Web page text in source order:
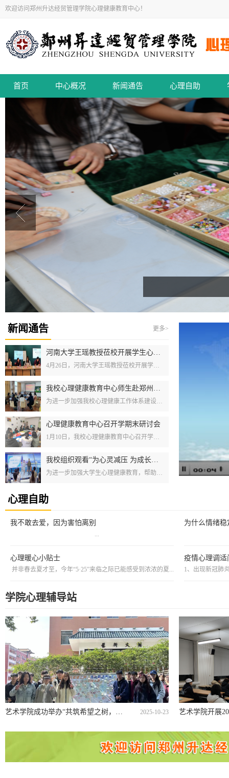
欢迎访问郑州升达经贸管理学院心理健康教育中心！
首页 中心概况 新闻通告 心理自助
新闻通告 更多>
河南大学王瑶教授莅校开展学生心理工作案例督导交流会
4月26日，河南大学王瑶教授莅校开展学生心理工作案例督导交流会。心理健康教育中心教师、50余位辅导员老师参加了交流会，共同探讨学生心理工作的热点与难点问题。王瑶教授是我省知名心理专家，中国心理学会临床与咨询专业委员会委员，河南督导点负责人，注册心理督导师，河南省心理学会理事，在心理咨询与辅导、心理危机干预方面有着深入的研究和实践经验。交流会伊始，文法学院辅导员王松洁和信工学院辅导员郝好分别就各自提交...
我校心理健康教育中心师生赴郑州财经学院参观交流
为进一步加强我校心理健康工作体系建设，推动心理健康教育工作专业化、规范化发展，3月20日，我校师生罗志懿、蔡艳丽等一行6人前往郑州财经学院心理健康教育与咨询中心交流参观，郑州财经学院心理健康教育与咨询中心主任石英华对我校教师来访表示热烈欢迎，并热情接待我校教师。石主任主持参观交流会并致欢迎词。随后，郑州财经学院张雪伟老师和卢梦歌老师分别详细介绍、分享了该校心理健康教育工作的管理体系，心理危机预防与...
心理健康教育中心召开学期末研讨会
1月10日，我校心理健康教育中心召开学期末心理健康教育教学研讨会，与会者包括教研团队全体教师。本次会议聚焦总结本学期教学工作亮点，并提出了多项新的要求和展望。首先，心理教育科科长胡学博对这一学期的教学工作进行了亮点总结。围绕学期初提出的“标准化、促研究、出亮点”三项要求，肯定了教研团队在教学改革方面共同努力的结果。围绕“标准化”，学期初重新进行了大纲修订、课程设计，课程内容更加贴合学生需求，更具有...
我校组织观看“为心灵减压 为成长赋能”主题心理健康公开课
为进一步加强大学生心理健康教育，帮助学生们疏导各类常见的心理压力，12月17日晚，心理健康教育中心组织全校师生学习观看了由省委教育工委、省教育厅开展的“为心灵减压 为成长赋能”主题心理健康公开课。各学院高度重视，统筹工作安排，在学院层面，组织学生教师统一观看；在班级层面，由班长转发至班级微信群，邀请有条件的家长一起观看；在宿舍层面，由各班级心理委员组织大家以宿舍为单位进统一观看。心理健康教育教师团队...
心理自助
我不敢去爱，因为害怕离别
​ ...
为什么情绪
心理暖心小贴士
​并非春去夏才至，今年“5·25”来临之际已能感受到浓浓的夏...
疫情心理调适
学院心理辅导站
艺术学院成功举办“共筑希望之树，点亮彩色未来”心理健康活动 2025-10-23 艺术学院开展